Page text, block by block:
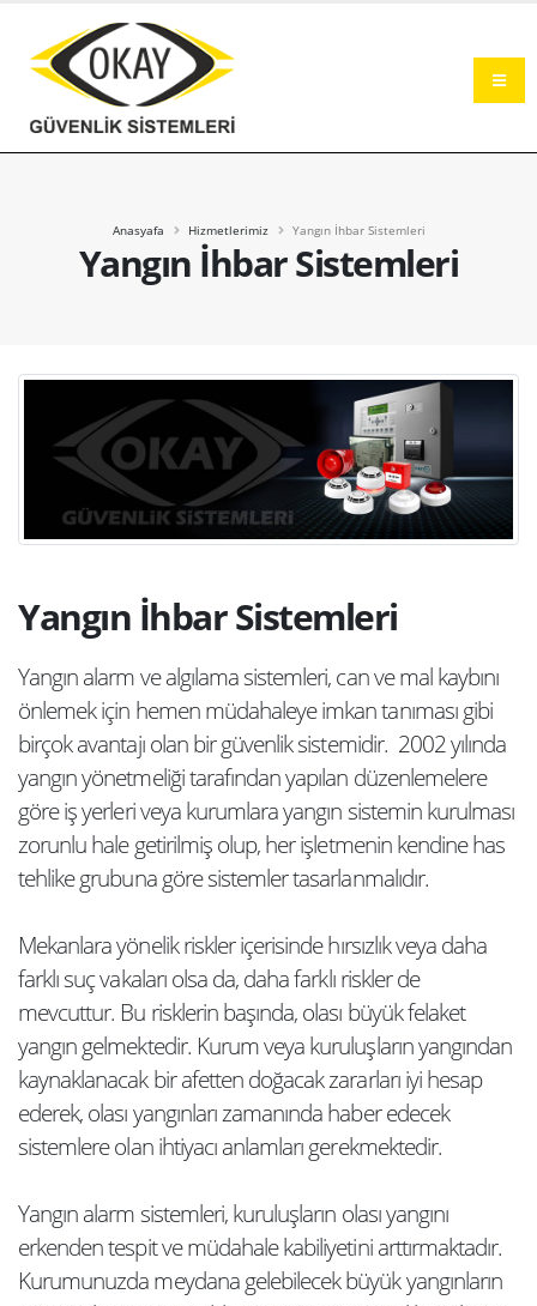
Yangın İhbar Sistemleri
Anasyafa Hizmetlerimiz Yangın İhbar Sistemleri
Yangın İhbar Sistemleri
Yangın alarm ve algılama sistemleri, can ve mal kaybını
önlemek için hemen müdahaleye imkan tanıması gibi
birçok avantajı olan bir güvenlik sistemidir. 2002 yılında
yangın yönetmeliği tarafından yapılan düzenlemelere
göre iş yerleri veya kurumlara yangın sistemin kurulması
zorunlu hale getirilmiş olup, her işletmenin kendine has
tehlike grubuna göre sistemler tasarlanmalıdır.
Mekanlara yönelik riskler içerisinde hırsızlık veya daha
farklı suç vakaları olsa da, daha farklı riskler de
mevcuttur. Bu risklerin başında, olası büyük felaket
yangın gelmektedir. Kurum veya kuruluşların yangından
kaynaklanacak bir afetten doğacak zararları iyi hesap
ederek, olası yangınları zamanında haber edecek
sistemlere olan ihtiyacı anlamları gerekmektedir.
Yangın alarm sistemleri, kuruluşların olası yangını
erkenden tespit ve müdahale kabiliyetini arttırmaktadır.
Kurumunuzda meydana gelebilecek büyük yangınların